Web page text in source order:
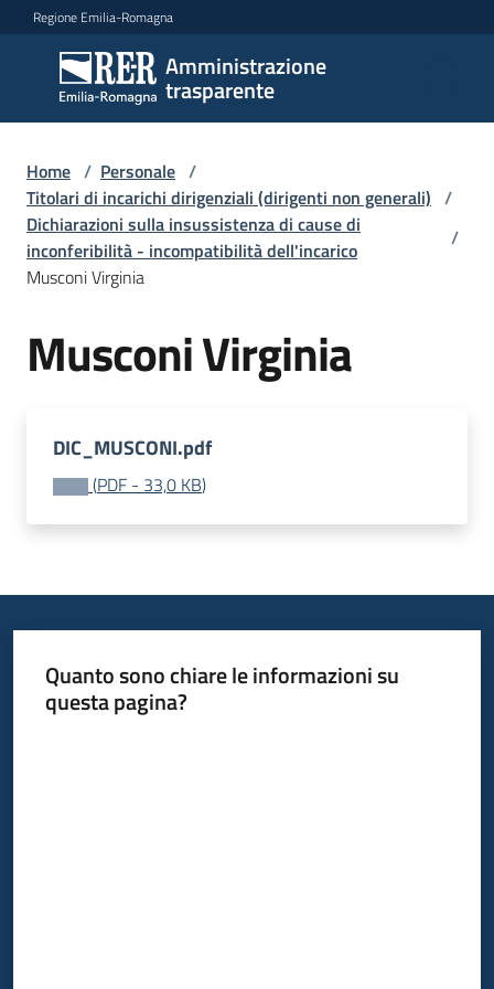
Vai al contenuto
Vai alla navigazione
Vai al footer
Regione Emilia-Romagna
Amministrazione
trasparente
Amministrazione
trasparente
Sottosezioni
Accesso
Home / Personale /
Titolari di incarichi dirigenziali (dirigenti non generali) /
Dichiarazioni sulla insussistenza di cause di
inconferibilità - incompatibilità dell'incarico
/
Musconi Virginia
Musconi Virginia
DIC_MUSCONI.pdf
(PDF - 33,0 KB)
Quanto sono chiare le informazioni su
questa pagina?